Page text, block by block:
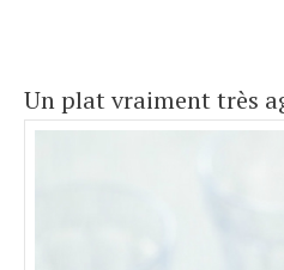
Un plat vraiment très